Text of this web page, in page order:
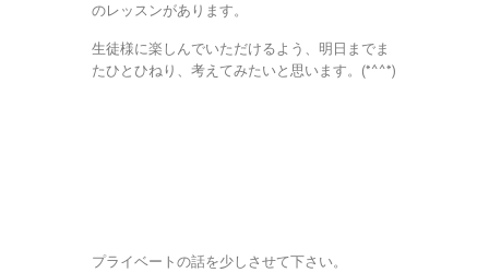
のレッスンがあります。
生徒様に楽しんでいただけるよう、明日までま
たひとひねり、考えてみたいと思います。(*^^*)
プライベートの話を少しさせて下さい。